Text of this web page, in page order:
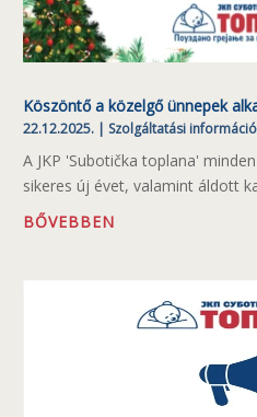
Köszöntő a közelgő ünnepek
22.12.2025. | Szolgáltatási
A JKP 'Subotička toplana'
sikeres új évet, valamint áldott
BŐVEBBEN